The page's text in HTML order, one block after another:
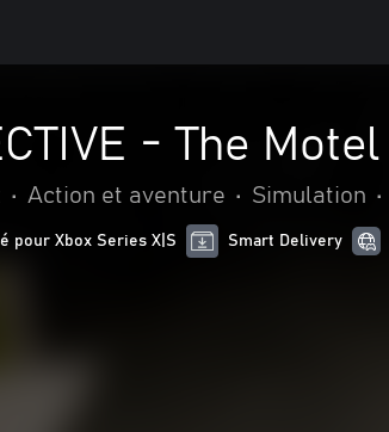
- The Motel
• Action et aventure • Simulation •
pour Xbox Series X|S Smart Delivery